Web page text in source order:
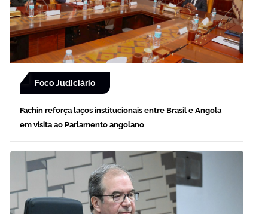
Foco Judiciário
Fachin reforça laços institucionais entre Brasil e Angola
em visita ao Parlamento angolano